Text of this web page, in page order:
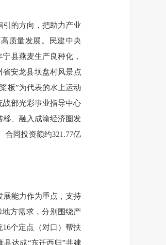
的方向，把助力产业
质量发展。民建中央
县燕麦生产良种化，
安龙县坝盘村风景点
板”为代表的水上运动
战部光彩事业指导中心
移、融入成渝经济圈发
合同投资额约321.77亿
展能力作为重点，支持
方需求，分别围绕产
个定点（对口）帮扶
达成“东迁西归”共建